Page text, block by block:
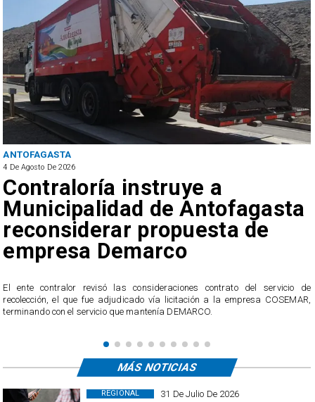
ANTOFAGASTA
4 De Agosto De 2026
Contraloría instruye a
Municipalidad de Antofagasta
reconsiderar propuesta de
empresa Demarco
El ente contralor revisó las consideraciones contrato del servicio de
recolección, el que fue adjudicado vía licitación a la empresa COSEMAR,
terminando con el servicio que mantenía DEMARCO.
31 De Julio De 2026
REGIONAL
MÁS NOTICIAS